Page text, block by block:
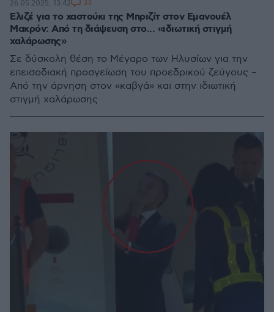
Ελιζέ για το χαστούκι της Μπριζίτ στον Εμανουέλ
Μακρόν: Από τη διάψευση στο... «ιδιωτική στιγμή
χαλάρωσης»
Σε δύσκολη θέση το Μέγαρο των Ηλυσίων για την
επεισοδιακή προσγείωση του προεδρικού ζεύγους –
Από την άρνηση στον «καβγά» και στην ιδιωτική
στιγμή χαλάρωσης
26.05.2025, 13:42 33